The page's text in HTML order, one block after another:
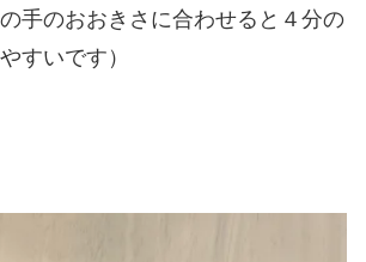
の手のおおきさに合わせると４分の
すいです）